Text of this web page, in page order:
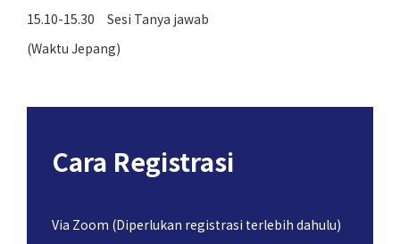
15.10-15.30 Sesi Tanya jawab
(Waktu Jepang)
Cara Registrasi
Via Zoom (Diperlukan registrasi terlebih dahulu)